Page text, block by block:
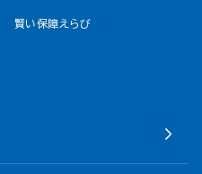
賢い保障えらび